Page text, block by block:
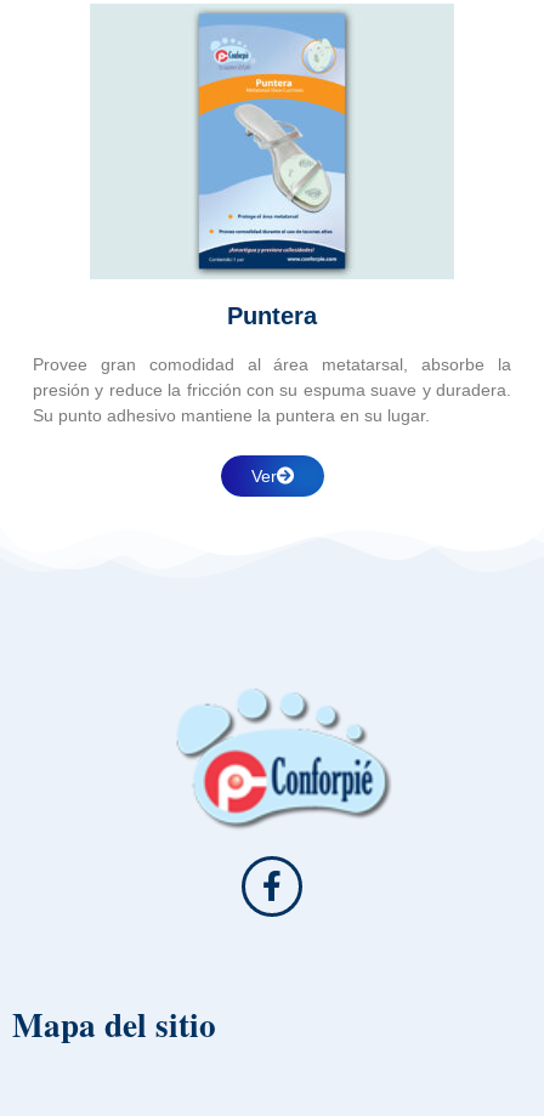
Puntera
Provee gran comodidad al área metatarsal, absorbe la
presión y reduce la fricción con su espuma suave y duradera.
Su punto adhesivo mantiene la puntera en su lugar.
Ver
Mapa del sitio